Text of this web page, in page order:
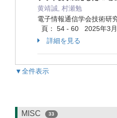
黄靖誠, 村瀬勉
電子情報通信学会技術
頁： 54 - 60 2025年3月
詳細を見る
▼全件表示
MISC 33